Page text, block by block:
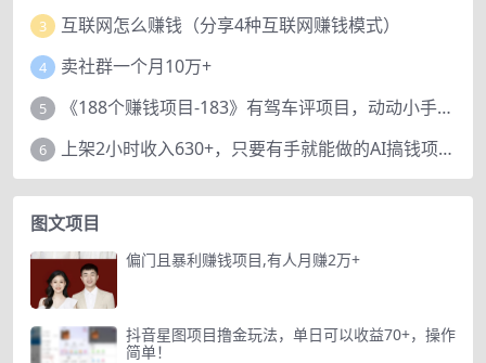
3 互联网怎么赚钱（分享4种互联网赚钱模式）
4 卖社群一个月10万+
5 《188个赚钱项目-183》有驾车评项目，动动小手，复制粘贴赚44元！
6 上架2小时收入630+，只要有手就能做的AI搞钱项目，奶奶看完都能学会!
图文项目
偏门且暴利赚钱项目,有人月赚2万+
抖音星图项目撸金玩法，单日可以收益70+，操作
简单！